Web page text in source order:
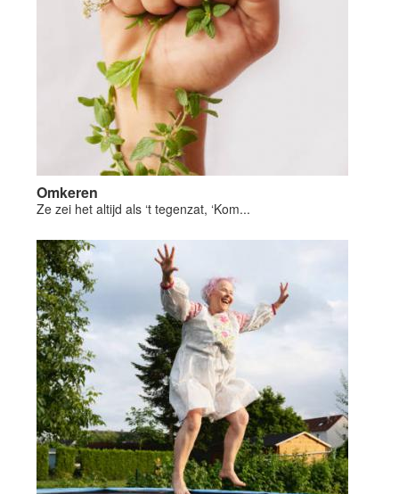
Omkeren
Ze zei het altijd als ‘t tegenzat, ‘Kom...